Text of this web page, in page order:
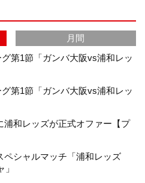
C
h
a
n
月間
グ第1節「ガンバ大阪vs浦和レッ
グ第1節「ガンバ大阪vs浦和レッ
浦和レッズが正式オファー【プ
ペシャルマッチ「浦和レッズ